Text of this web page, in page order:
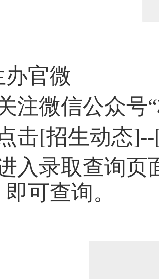
办官微
注微信公众号
击[招生动态
入录取查询页
可查询。